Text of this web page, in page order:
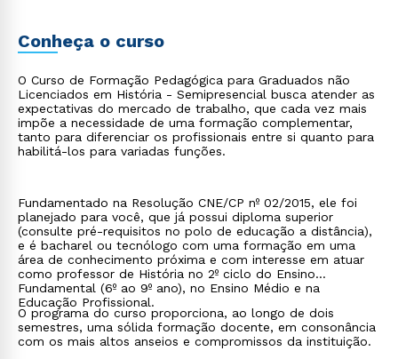
Conheça o curso
O Curso de Formação Pedagógica para Graduados não
Licenciados em História - Semipresencial busca atender as
expectativas do mercado de trabalho, que cada vez mais
impõe a necessidade de uma formação complementar,
tanto para diferenciar os profissionais entre si quanto para
habilitá-los para variadas funções.
Fundamentado na Resolução CNE/CP nº 02/2015, ele foi
planejado para você, que já possui diploma superior
(consulte pré-requisitos no polo de educação a distância),
e é bacharel ou tecnólogo com uma formação em uma
área de conhecimento próxima e com interesse em atuar
como professor de História no 2º ciclo do Ensino
Fundamental (6º ao 9º ano), no Ensino Médio e na
Educação Profissional.
O programa do curso proporciona, ao longo de dois
semestres, uma sólida formação docente, em consonância
com os mais altos anseios e compromissos da instituição.